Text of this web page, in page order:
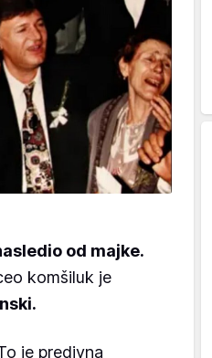
od majke.
komšiluk je
je predivna